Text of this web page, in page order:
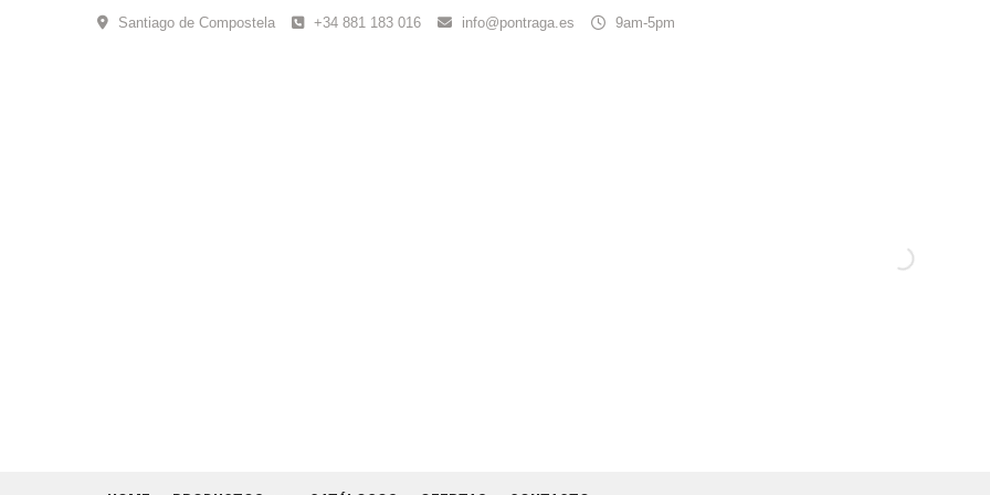
Santiago de Compostela +34 881 183 016 info@pontraga.es 9am-5pm